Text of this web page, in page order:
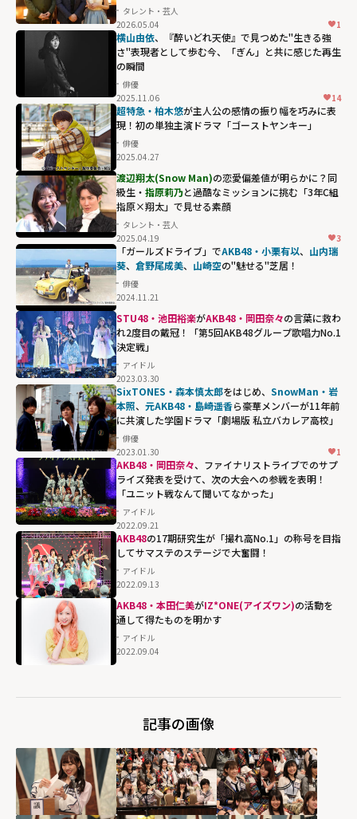
タレント・芸人
2026.05.04
1
横山由依、『醉いどれ天使』で見つめた"生きる強
さ"――表現者として歩む今、「ぎん」と共に感じた再生
の瞬間
俳優
2025.11.06
14
超特急・柏木悠が主人公の感情の振り幅を巧みに表
現！初の単独主演ドラマ「ゴーストヤンキー」
俳優
2025.04.27
渡辺翔太(Snow Man)の恋愛偏差値が明らかに？同
級生・ 指原莉乃と過酷なミッションに挑む「3年C組
指原×翔太」で見せる素顔
タレント・芸人
2025.04.19
3
「ガールズドライブ」でAKB48・小栗有以、 山内瑞
葵、 倉野尾成美、 山崎空の"魅せる"芝居！
俳優
2024.11.21
STU48・池田裕楽がAKB48・岡田奈々の言葉に救わ
れ2度目の戴冠！「第5回AKB48グループ歌唱力No.1
決定戦」
アイドル
2023.03.30
SixTONES・森本慎太郎をはじめ、 SnowMan・岩
本照、 元AKB48・島崎遥香ら豪華メンバーが11年前
に共演した学園ドラマ「劇場版 私立バカレア高校」
俳優
2023.01.30
1
AKB48・岡田奈々、ファイナリストライブでのサプ
ライズ発表を受けて、次の大会への参戦を表明！
「ユニット戦なんて聞いてなかった」
アイドル
2022.09.21
AKB48の17期研究生が「撮れ高No.1」の称号を目指
してサマステのステージで大奮闘！
アイドル
2022.09.13
AKB48・本田仁美がIZ*ONE(アイズワン)の活動を
通して得たものを明かす
アイドル
2022.09.04
記事の画像